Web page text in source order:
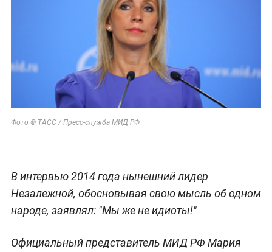
Фото © ТАСС / Пресс-служба МИД РФ
В интервью 2014 года нынешний лидер
Незалежной, обосновывая свою мысль об одном
народе, заявлял: "Мы же не идиоты!"
Официальный представитель МИД РФ Мария